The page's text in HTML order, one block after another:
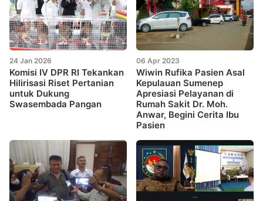
24 Jan 2026
Komisi IV DPR RI Tekankan
Hilirisasi Riset Pertanian
untuk Dukung
Swasembada Pangan
06 Apr 2023
Wiwin Rufika Pasien Asal
Kepulauan Sumenep
Apresiasi Pelayanan di
Rumah Sakit Dr. Moh.
Anwar, Begini Cerita Ibu
Pasien